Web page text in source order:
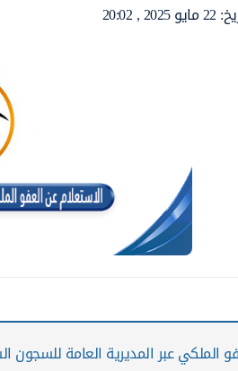
2025 , 20:02
الملكي عبر المديرية العامة للسجون